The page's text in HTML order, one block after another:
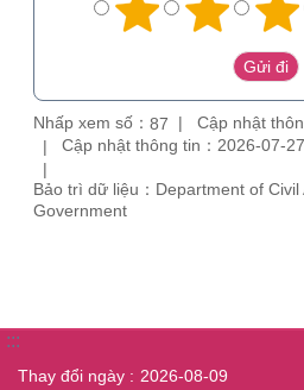
Nhấp xem số： 87
Cập nhật
Cập nhật thông tin：2026-07-
Bảo trì dữ liệu：Department of Civil
Government
:::
Thay đổi ngày 2026-08-09